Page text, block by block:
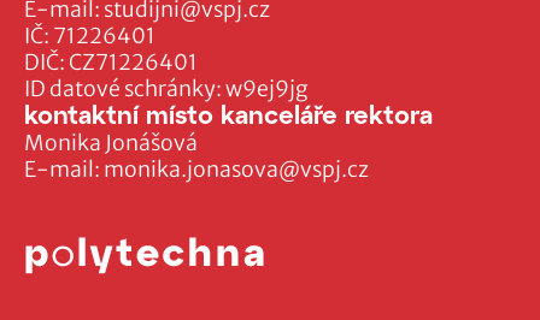
IČ: 71226401
DIČ: CZ71226401
ID datové schránky: w9ej9jg
E-mail: studijni@vspj.cz
kontaktní místo kanceláře rektora
Monika Jonášová
E-mail: monika.jonasova@vspj.cz